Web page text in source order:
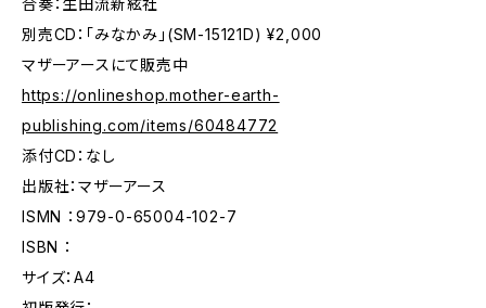
合奏：生田流新絃社
別売CD：「みなかみ」(SM-15121D) ¥2,000
マザーアースにて販売中
https://onlineshop.mother-earth-
publishing.com/items/60484772
添付CD：なし
出版社：マザーアース
ISMN ：979-0-65004-102-7
ISBN ：
サイズ：A4